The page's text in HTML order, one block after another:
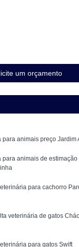
para Cachorro
Médio Porte
para Gatos
em Cães
em Cachorro
24 Horas
a Domicílio
um orçamento
animais preço Jardim
para animais de
para cachorro
veterinária de gatos
para gatos Swift